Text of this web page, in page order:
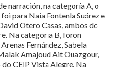
narración, na categoría A, o
para Naia Fontenla Suárez e
Otero Casas, ambos do
Na categoría B, foron
Fernández, Sabela
Amajoud Ait Ouazgour,
do CEIP Vista Alegre. Na